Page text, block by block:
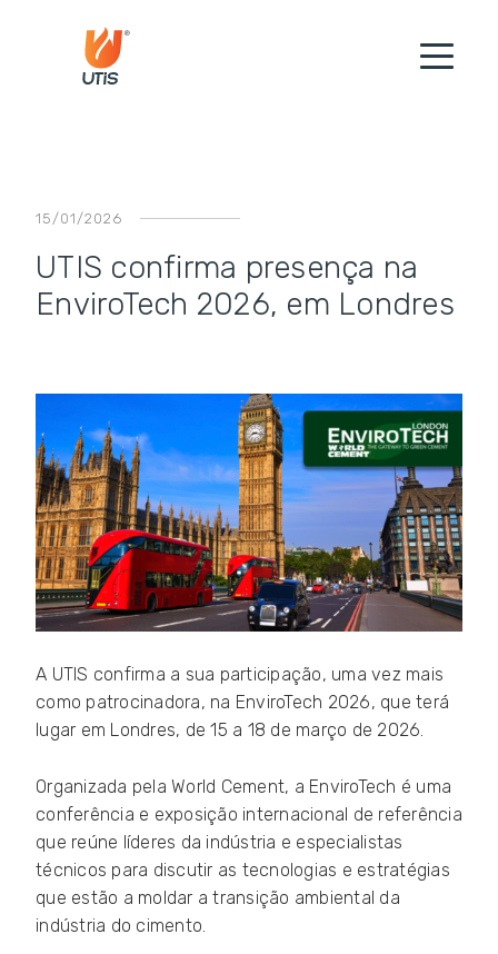
15/01/2026
UTIS confirma presença na
EnviroTech 2026, em Londres
A UTIS confirma a sua participação, uma vez mais
como patrocinadora, na EnviroTech 2026, que terá
lugar em Londres, de 15 a 18 de março de 2026.
Organizada pela World Cement, a EnviroTech é uma
conferência e exposição internacional de referência
que reúne líderes da indústria e especialistas
técnicos para discutir as tecnologias e estratégias
que estão a moldar a transição ambiental da
indústria do cimento.